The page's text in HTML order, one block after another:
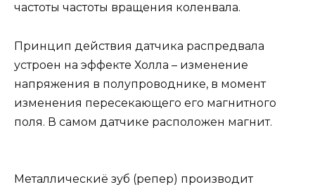
частоты частоты вращения коленвала.
Принцип действия датчика распредвала
устроен на эффекте Холла – изменение
напряжения в полупроводнике, в момент
изменения пересекающего его магнитного
поля. В самом датчике расположен магнит.
Металлическиё зуб (репер) производит